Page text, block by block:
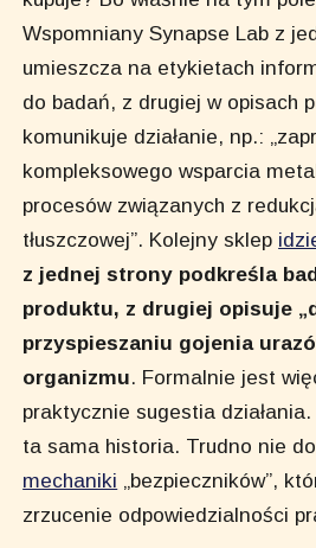
Wspomniany Synapse Lab z
umieszcza na etykietach
do badań, z drugiej w opisach
komunikuje działanie, np.:
kompleksowego wsparcia
procesów związanych z
tłuszczowej”. Kolejny sklep
z jednej strony podkreśla
produktu, z drugiej opisuje
przyspieszaniu gojenia
organizmu. Formalnie jest
praktycznie sugestia
ta sama historia. Trudno nie
mechaniki „bezpieczników”,
zrzucenie odpowiedzialności